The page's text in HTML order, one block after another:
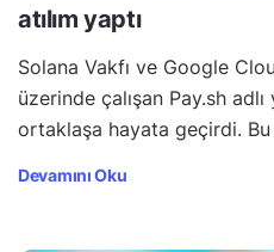
atılım yaptı
Solana Vakfı ve Google
üzerinde çalışan Pay.sh
ortaklaşa hayata geçirdi.
Devamını Oku